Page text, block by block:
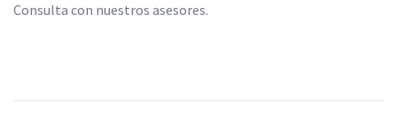
Consulta con nuestros asesores.